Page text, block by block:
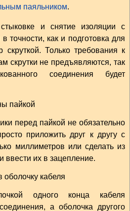
паяльником.
и снятие изоляции с
точности, как и подготовка для
Только требования к
скрутки не предъявляются, так
соединения будет
перед пайкой не обязательно
приложить друг к другу с
миллиметров или сделать из
ввести их в зацепление.
одного конца кабеля
а оболочка другого